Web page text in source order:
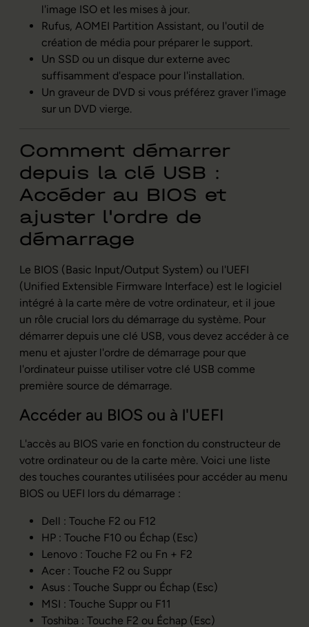
l'image ISO et les mises à jour.
Rufus, AOMEI Partition Assistant, ou l'outil de
création de média pour préparer le support.
Un SSD ou un disque dur externe avec
suffisamment d'espace pour l'installation.
Un graveur de DVD si vous préférez graver l'image
sur un DVD vierge.
Comment démarrer
depuis la clé USB :
Accéder au BIOS et
ajuster l'ordre de
démarrage
Le BIOS (Basic Input/Output System) ou l'UEFI
(Unified Extensible Firmware Interface) est le logiciel
intégré à la carte mère de votre ordinateur, et il joue
un rôle crucial lors du démarrage du système. Pour
démarrer depuis une clé USB, vous devez accéder à ce
menu et ajuster l'ordre de démarrage pour que
l'ordinateur puisse utiliser votre clé USB comme
première source de démarrage.
Accéder au BIOS ou à l'UEFI
L'accès au BIOS varie en fonction du constructeur de
votre ordinateur ou de la carte mère. Voici une liste
des touches courantes utilisées pour accéder au menu
BIOS ou UEFI lors du démarrage :
Dell : Touche F2 ou F12
HP : Touche F10 ou Échap (Esc)
Lenovo : Touche F2 ou Fn + F2
Acer : Touche F2 ou Suppr
Asus : Touche Suppr ou Échap (Esc)
MSI : Touche Suppr ou F11
Toshiba : Touche F2 ou Échap (Esc)